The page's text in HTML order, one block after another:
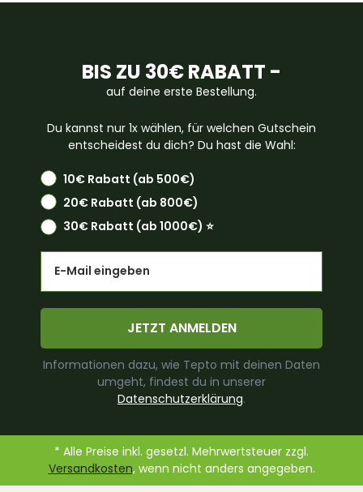
BIS ZU 30€ RABATT -
auf deine erste Bestellung.
Du kannst nur 1x wählen, für welchen Gutschein
entscheidest du dich? Du hast die Wahl:
10€ Rabatt (ab 500€)
20€ Rabatt (ab 800€)
30€ Rabatt (ab 1000€) ⭐️
JETZT ANMELDEN
Informationen dazu, wie Tepto mit deinen Daten
umgeht, findest du in unserer
Datenschutzerklärung.
* Alle Preise inkl. gesetzl. Mehrwertsteuer zzgl.
Versandkosten, wenn nicht anders angegeben.